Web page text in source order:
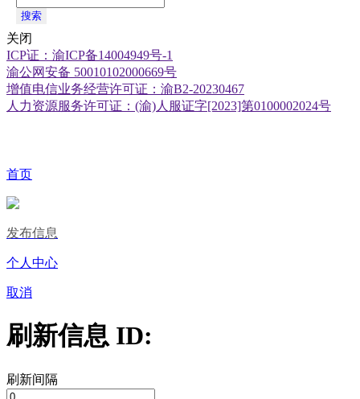
搜索
关闭
ICP证：渝ICP备14004949号-1
渝公网安备 50010102000669号
增值电信业务经营许可证：渝B2-20230467
人力资源服务许可证：(渝)人服证字[2023]第0100002024号
首页
发布信息
个人中心
取消
刷新信息 ID:
刷新间隔